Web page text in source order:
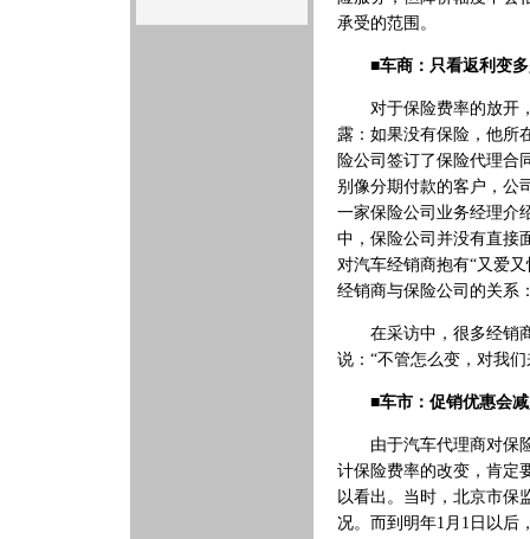
承受的范围。
■车商：只看返利变
对于保险费率的放开，
露：如果没有保险，他所
险公司签订了保险代理合
别像分期付款的客户，公
一家保险公司业务经理介
中，保险公司并没有直接
对汽车经销商抱有“又爱
经销商与保险公司的关系
在采访中，很多经销商
说：“不管怎么变，对我
■车市：促销优惠会
由于汽车代理商对保险
计保险费率的改变，肯定
以看出。当时，北京市保
况。而到明年1月1日以后